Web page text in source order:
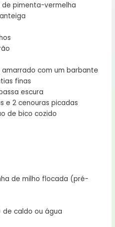
de pimenta-vermelha
com um barbante
finas
escura
e 2 cenouras picadas
de bico cozido
de milho flocada (pré-
de caldo ou água